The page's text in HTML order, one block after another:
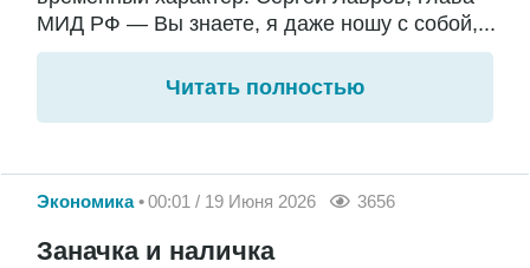
МИД РФ — Вы знаете, я даже ношу с собой,...
Читать полностью
Экономика 00:01 / 19 Июня 2026 3656
Заначка и наличка